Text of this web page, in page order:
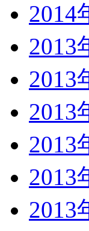
2014
2013
2013
2013
2013
2013
2013